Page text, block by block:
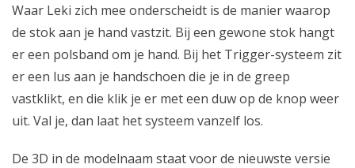
Waar Leki zich mee onderscheidt is de manier waarop
de stok aan je hand vastzit. Bij een gewone stok hangt
er een polsband om je hand. Bij het Trigger-systeem zit
er een lus aan je handschoen die je in de greep
vastklikt, en die klik je er met een duw op de knop weer
uit. Val je, dan laat het systeem vanzelf los.
De 3D in de modelnaam staat voor de nieuwste versie